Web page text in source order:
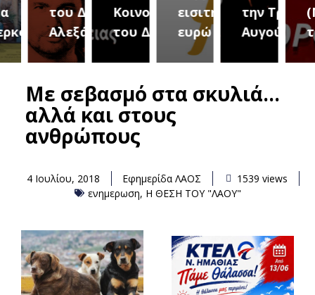
του Δήμου
Αλεξάνδρειας
Κοινοτήτων
του Δήμου
εισιτήριο 2
ευρώ
την Τρίτη 18
Αυγούστουτου
Με σεβασμό στα σκυλιά…
αλλά και στους
ανθρώπους
4 Ιουλίου, 2018 Εφημερίδα ΛΑΟΣ
1539 views
ενημερωση, Η ΘΕΣΗ ΤΟΥ "ΛΑΟΥ"